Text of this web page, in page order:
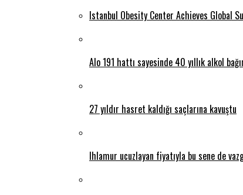
Istanbul Obesity Center Achieves Global
Alo 191 hattı sayesinde 40 yıllık alkol
27 yıldır hasret kaldığı saçlarına kavuştu
Ihlamur ucuzlayan fiyatıyla bu sene de